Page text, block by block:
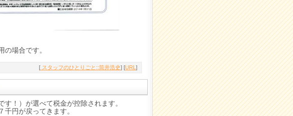
場合です。
[ スタッフのひとりごと::筒井浩史] [URL ]
！）が選べて税金が控除されます。
千円が戻ってきます。